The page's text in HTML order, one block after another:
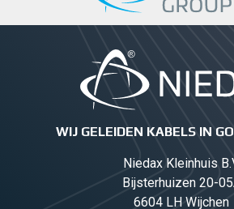
WIJ GELEIDEN KABELS IN
Niedax Kleinhuis
Bijsterhuizen 20-
6604 LH Wijchen